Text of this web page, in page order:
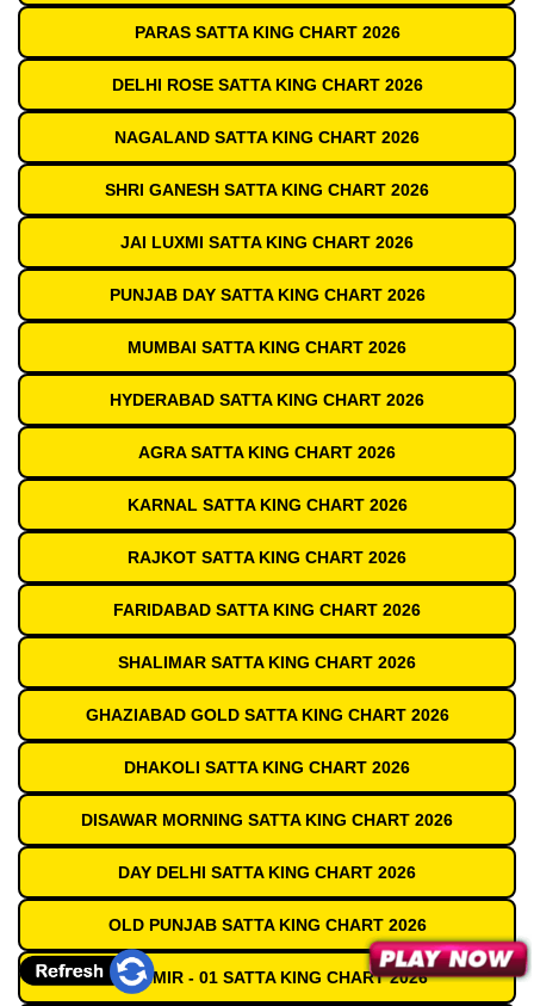
PARAS SATTA KING CHART 2026
DELHI ROSE SATTA KING CHART 2026
NAGALAND SATTA KING CHART 2026
SHRI GANESH SATTA KING CHART 2026
JAI LUXMI SATTA KING CHART 2026
PUNJAB DAY SATTA KING CHART 2026
MUMBAI SATTA KING CHART 2026
HYDERABAD SATTA KING CHART 2026
AGRA SATTA KING CHART 2026
KARNAL SATTA KING CHART 2026
RAJKOT SATTA KING CHART 2026
FARIDABAD SATTA KING CHART 2026
SHALIMAR SATTA KING CHART 2026
GHAZIABAD GOLD SATTA KING CHART 2026
DHAKOLI SATTA KING CHART 2026
DISAWAR MORNING SATTA KING CHART 2026
DAY DELHI SATTA KING CHART 2026
OLD PUNJAB SATTA KING CHART 2026
KASHMIR - 01 SATTA KING CHART 2026